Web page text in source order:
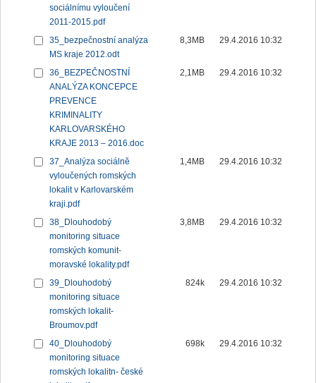
sociálnímu vyloučení
2011-2015.pdf
35_bezpečnostní analýza
MS kraje 2012.odt
8,3MB 29.4.2016 10:32
36_BEZPEČNOSTNÍ
ANALÝZA KONCEPCE
PREVENCE
KRIMINALITY
KARLOVARSKÉHO
KRAJE 2013 – 2016.doc
2,1MB 29.4.2016 10:32
37_Analýza sociálně
vyloučených romských
lokalit v Karlovarském
kraji.pdf
1,4MB 29.4.2016 10:32
38_Dlouhodobý
monitoring situace
romských komunit-
moravské lokality.pdf
3,8MB 29.4.2016 10:32
39_Dlouhodobý
monitoring situace
romských lokalit-
Broumov.pdf
824k 29.4.2016 10:32
40_Dlouhodobý
monitoring situace
romských lokalitn- české
698k 29.4.2016 10:32